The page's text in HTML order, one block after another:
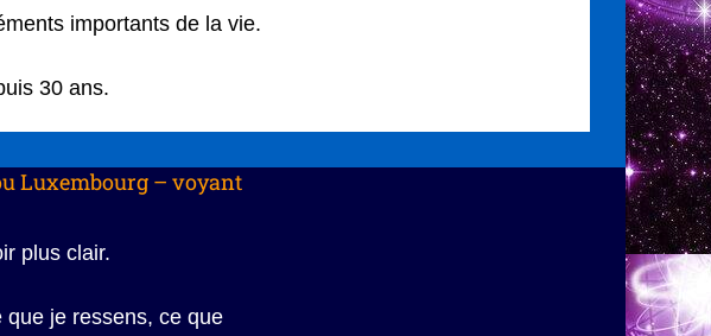
importants de la vie.
30 ans.
Luxembourg – voyant
plus clair.
je ressens, ce que